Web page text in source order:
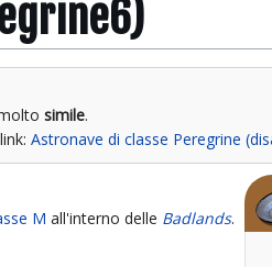
simile.
link:Astronave di classe Peregrine
M all'interno delle Badlands.